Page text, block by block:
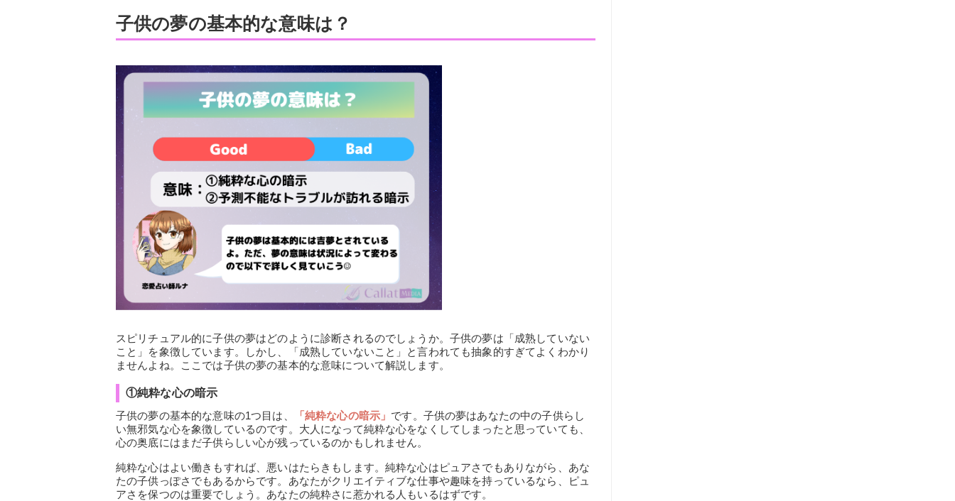
子供の夢の基本的な意味は？
スピリチュアル的に子供の夢はどのように診断されるのでしょうか。子供の夢は「成熟していない
こと」を象徴しています。しかし、「成熟していないこと」と言われても抽象的すぎてよくわかり
ませんよね。ここでは子供の夢の基本的な意味について解説します。
①純粋な心の暗示
子供の夢の基本的な意味の1つ目は、
「純粋な心の暗示」 です。子供の夢はあなたの中の子供らし
い無邪気な心を象徴しているのです。大人になって純粋な心をなくしてしまったと思っていても、
心の奥底にはまだ子供らしい心が残っているのかもしれません。
純粋な心はよい働きもすれば、悪いはたらきもします。純粋な心はピュアさでもありながら、あな
たの子供っぽさでもあるからです。あなたがクリエイティブな仕事や趣味を持っているなら、ピュ
アさを保つのは重要でしょう。あなたの純粋さに惹かれる人もいるはずです。